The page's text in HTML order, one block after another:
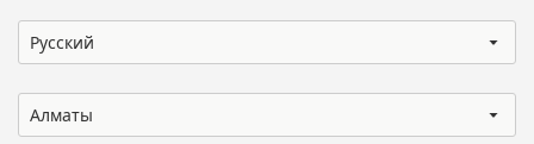
Русский
Алматы